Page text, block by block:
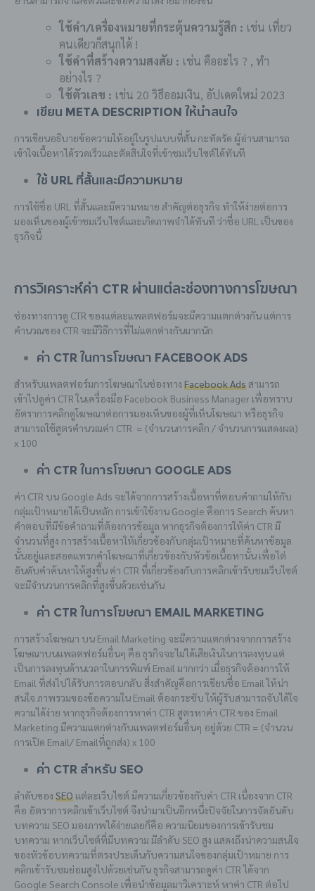
ใช้คำ/เครื่องหมายที่กระตุ้นความรู้สึก : เช่น เที่ยว
คนเดียวก็สนุกได้ !
ใช้คำที่สร้างความสงสัย : เช่น คืออะไร ? , ทำ
อย่างไร ?
ใช้ตัวเลข : เช่น 20 วิธีออมเงิน, อัปเดตใหม่ 2023
เขียน Meta Description ให้น่าสนใจ
การเขียนอธิบายข้อความให้อยู่ในรูปแบบที่สั้น กะทัดรัด ผู้อ่านสามารถ
เข้าใจเนื้อหาได้รวดเร็วและตัดสินใจที่เข้าชมเว็บไซต์ได้ทันที
ใช้ URL ที่สั้นและมีความหมาย
การใช้ชื่อ URL ที่สั้นและมีความหมาย สำคัญต่อธุรกิจ ทำให้ง่ายต่อการ
มองเห็นของผู้เข้าชมเว็บไซต์และเกิดภาพจำได้ทันที ว่าชื่อ URL เป็นของ
ธุรกิจนี้
การวิเคราะห์ค่า CTR ผ่านแต่ละช่องทางการโฆษณา
ช่องทางการดู CTR ของแต่ละแพลตฟอร์มจะมีความแตกต่างกัน แต่การ
คำนวณของ CTR จะมีวิธีการที่ไม่แตกต่างกันมากนัก
ค่า CTR ในการโฆษณา Facebook Ads
สำหรับแพลตฟอร์มการโฆษณาในช่องทาง Facebook Adsสามารถ
เข้าไปดูค่า CTR ในเครื่องมือ Facebook Business Manager เพื่อทราบ
อัตราการคลิกดูโฆษณาต่อการมองเห็นของผู้ที่เห็นโฆษณา หรือธุรกิจ
สามารถใช้สูตรคำนวณค่า CTR = (จำนวนการคลิก / จำนวนการแสดงผล)
x 100
ค่า CTR ในการโฆษณา Google Ads
ค่า CTR บน Google Ads จะได้จากการสร้างเนื้อหาที่ตอบคำถามให้กับ
กลุ่มเป้าหมายได้เป็นหลัก การเข้าใช้งาน Google คือการ Search ค้นหา
คำตอบที่มีข้อคำถามที่ต้องการข้อมูล หากธุรกิจต้องการให้ค่า CTR มี
จำนวนที่สูง การสร้างเนื้อหาให้เกี่ยวข้องกับกลุ่มเป้าหมายที่ค้นหาข้อมูล
นั้นอยู่และสอดแทรกคำโฆษณาที่เกี่ยวข้องกับหัวข้อเนื้อหานั้น เพื่อไต่
อันดับคำค้นหาให้สูงขึ้น ค่า CTR ที่เกี่ยวข้องกับการคลิกเข้ารับชมเว็บไซต์
จะมีจำนวนการคลิกที่สูงขึ้นด้วยเช่นกัน
ค่า CTR ในการโฆษณา Email Marketing
การสร้างโฆษณา บน Email Marketing จะมีความแตกต่างจากการสร้าง
โฆษณาบนแพลตฟอร์มอื่นๆ คือ ธุรกิจจะไม่ได้เสียเงินในการลงทุน แต่
เป็นการลงทุนด้านเวลาในการพิมพ์ Email มากกว่า เมื่อธุรกิจต้องการให้
Email ที่ส่งไปได้รับการตอบกลับ สิ่งสำคัญคือการเขียนชื่อ Email ให้น่า
สนใจ ภาพรวมของข้อความใน Email ต้องกระชับ ให้ผู้รับสามารถจับได้ใจ
ความได้ง่าย หากธุรกิจต้องการหาค่า CTR สูตรหาค่า CTR ของ Email
Marketing มีความแตกต่างกับแพลตฟอร์มอื่นๆ อยู่ด้วย CTR = (จำนวน
การเปิด Email/ Emailที่ถูกส่ง) x 100
ค่า CTR สำหรับ SEO
ลำดับของ SEO แต่ละเว็บไซต์ มีความเกี่ยวข้องกับค่า CTR เนื่องจาก CTR
คือ อัตราการคลิกเข้าเว็บไซต์ จึงนำมาเป็นอีกหนึ่งปัจจัยในการจัดอันดับ
บทความ SEO มองภาพได้ง่ายเลยก็คือ ความนิยมของการเข้ารับชม
บทความ หากเว็บไซต์ที่มีบทความ มีลำดับ SEO สูง แสดงถึงน่าความสนใจ
ของหัวข้อบทความที่ตรงประเด็นกับความสนใจของกลุ่มเป้าหมาย การ
คลิกเข้ารับชมย่อมสูงไปด้วยเช่นกัน ธุรกิจสามารถดูค่า CTR ได้จาก
Google Search Console เพื่อนำข้อมูลมาวิเคราะห์ หาค่า CTR ต่อไป